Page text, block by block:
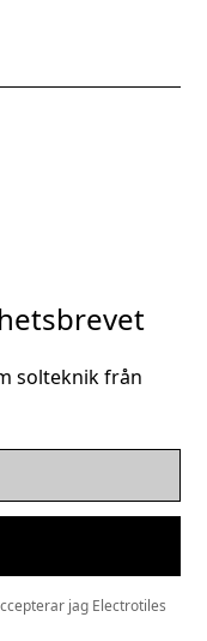
solteknik från
jag Electrotiles